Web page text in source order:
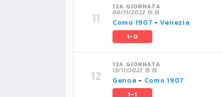
12A GIORNATA
06/11/2022 15:15
Como 1907 -Venezia
1-0
13A GIORNATA
13/11/2022 15:15
Genoa - Como 1907
1-1